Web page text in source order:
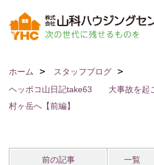
ホーム
スタッフブログ
ヘッポコ山日記take63 大事故を起
村ヶ岳へ【前編】
前の記事 一覧